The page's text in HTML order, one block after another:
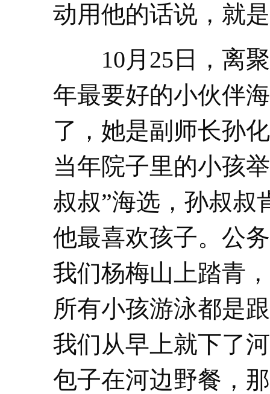
动用他的话说，就
10月25日，离
年最要好的小伙伴
了，她是副师长孙
当年院子里的小孩
叔叔”海选，孙叔叔
他最喜欢孩子。公
我们杨梅山上踏青
所有小孩游泳都是
我们从早上就下了
包子在河边野餐，